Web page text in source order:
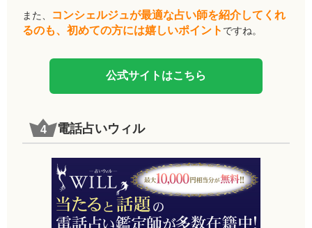
また、
コンシェルジュが最適な占い師を紹介してくれ
るのも、初めての方には嬉しいポイント ですね。
公式サイトはこちら
電話占いウィル